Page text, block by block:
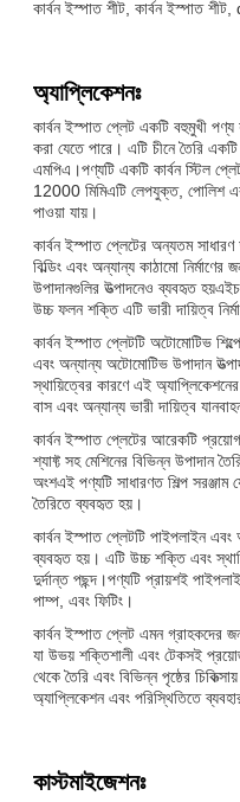
কার্বন ইস্পাত শীট, কার্বন ইস্পাত
অ্যাপ্লিকেশনঃ
কার্বন ইস্পাত প্লেট একটি বহুমুখী পণ্য
করা যেতে পারে। এটি চীনে তৈরি
এমপিএ।পণ্যটি একটি কার্বন স্টিল
12000 মিমিএটি লেপযুক্ত, পোলিশ
পাওয়া যায়।
কার্বন ইস্পাত প্লেটের অন্যতম সাধারণ
বিল্ডিং এবং অন্যান্য কাঠামো
উপাদানগুলির উত্পাদনেও ব্যবহৃত
উচ্চ ফলন শক্তি এটি ভারী দায়িত্ব
কার্বন ইস্পাত প্লেটটি অটোমোটিভ
এবং অন্যান্য অটোমোটিভ উপাদান
স্থায়িত্বের কারণে এই
বাস এবং অন্যান্য ভারী দায়িত্ব
কার্বন ইস্পাত প্লেটের আরেকটি প্রয়োগ
শ্যাফ্ট সহ মেশিনের বিভিন্ন উপাদান
অংশএই পণ্যটি সাধারণত শিল্প সরঞ্জাম
তৈরিতে ব্যবহৃত হয়।
কার্বন ইস্পাত প্লেটটি পাইপলাইন এবং
ব্যবহৃত হয়। এটি উচ্চ শক্তি এবং
দুর্দান্ত পছন্দ।পণ্যটি প্রায়শই
পাম্প, এবং ফিটিং।
কার্বন ইস্পাত প্লেট এমন গ্রাহকদের
যা উভয় শক্তিশালী এবং টেকসই
থেকে তৈরি এবং বিভিন্ন পৃষ্ঠের
অ্যাপ্লিকেশন এবং পরিস্থিতিতে
কাস্টমাইজেশনঃ